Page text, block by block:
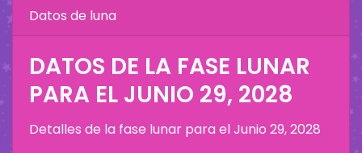
Datos de luna
DATOS DE LA FASE LUNAR
PARA EL JUNIO 29, 2028
Detalles de la fase lunar para elJunio 29, 2028